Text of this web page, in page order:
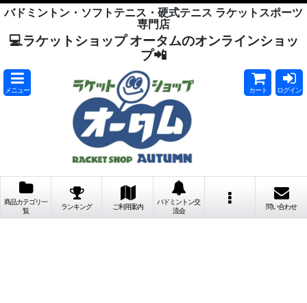
バドミントン・ソフトテニス・硬式テニス ラケットスポーツ
専門店
💻ラケットショップ オータムのオンラインショッ
プ📲
メニュー カート ログイン
商品カテゴリ一
覧
ランキング ご利用案内
バドミントン交
流会
問い合わせ